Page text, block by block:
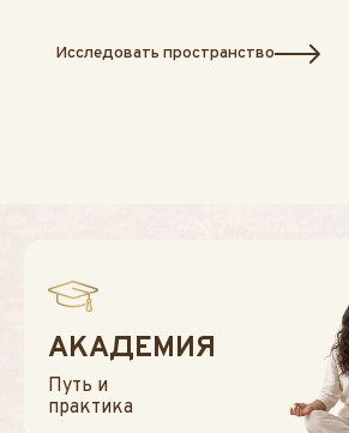
Исследовать пространство
АКАДЕМИЯ
Путь и
практика